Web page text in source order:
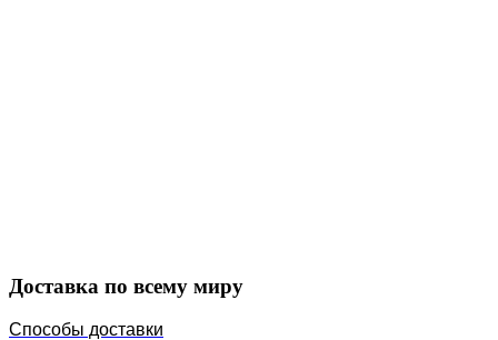
Доставка по всему миру
Способы доставки